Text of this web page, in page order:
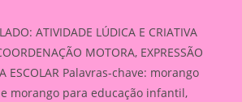
ATIVIDADE LÚDICA E CRIATIVA
MOTORA, EXPRESSÃO
ESCOLAR Palavras-chave: morango
morango para educação infantil,